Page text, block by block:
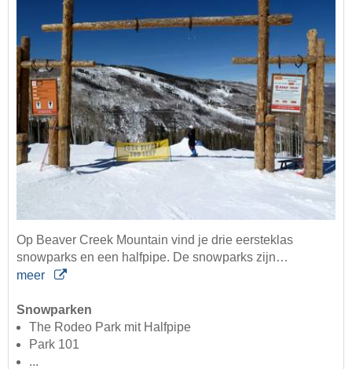
Op Beaver Creek Mountain vind je drie eersteklas
snowparks en een halfpipe. De snowparks zijn…
meer
Snowparken
The Rodeo Park mit Halfpipe
Park 101
...